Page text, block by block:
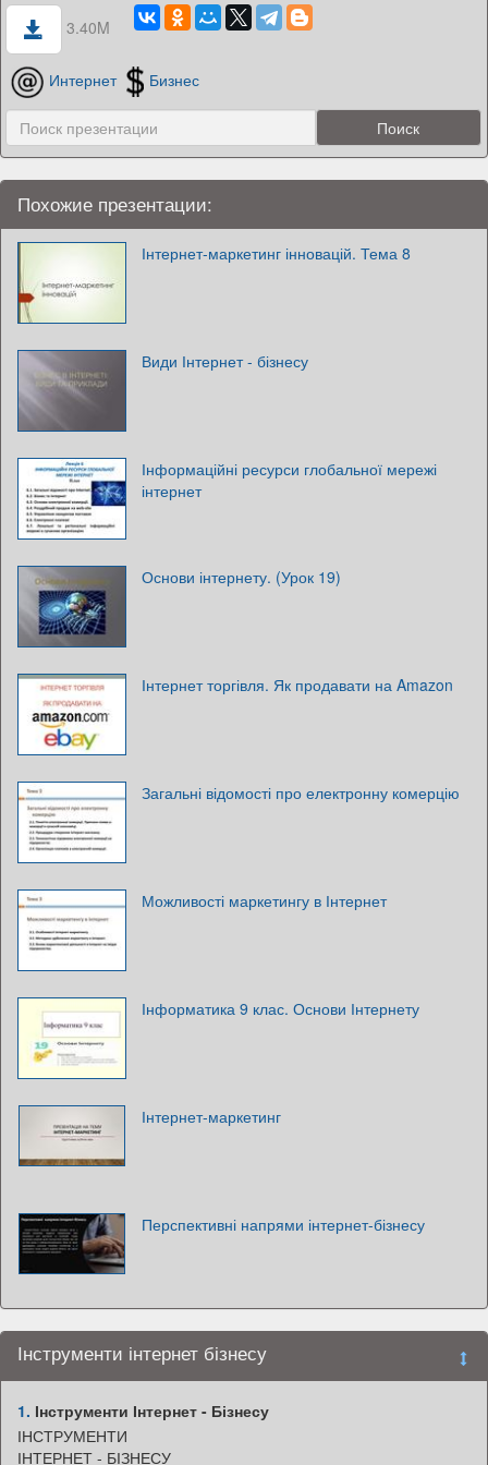
3.40M
Интернет Бизнес
Похожие презентации:
Інтернет-маркетинг інновацій. Тема 8
Види Інтернет - бізнесу
Інформаційні ресурси глобальної мережі
інтернет
Основи інтернету. (Урок 19)
Інтернет торгівля. Як продавати на Amazon
Загальні відомості про електронну комерцію
Можливості маркетингу в Інтернет
Інформатика 9 клас. Основи Інтернету
Інтернет-маркетинг
Перспективні напрями інтернет-бізнесу
Інструменти інтернет бізнесу
1. Інструменти Інтернет - Бізнесу
ІНСТРУМЕНТИ
ІНТЕРНЕТ - БІЗНЕСУ